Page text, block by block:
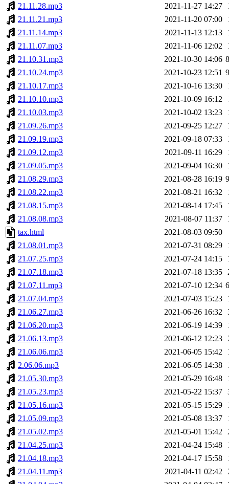
21.11.28.mp3
2021-11-27 14:27
21.11.21.mp3
2021-11-20 07:00
21.11.14.mp3
2021-11-13 12:13
21.11.07.mp3
2021-11-06 12:02
21.10.31.mp3
2021-10-30 14:06
21.10.24.mp3
2021-10-23 12:51
21.10.17.mp3
2021-10-16 13:30
21.10.10.mp3
2021-10-09 16:12
21.10.03.mp3
2021-10-02 13:23
21.09.26.mp3
2021-09-25 12:27
21.09.19.mp3
2021-09-18 07:33
21.09.12.mp3
2021-09-11 16:29
21.09.05.mp3
2021-09-04 16:30
21.08.29.mp3
2021-08-28 16:19
21.08.22.mp3
2021-08-21 16:32
21.08.15.mp3
2021-08-14 17:45
21.08.08.mp3
2021-08-07 11:37
tax.html
2021-08-03 09:50
21.08.01.mp3
2021-07-31 08:29
21.07.25.mp3
2021-07-24 14:15
21.07.18.mp3
2021-07-18 13:35
21.07.11.mp3
2021-07-10 12:34
21.07.04.mp3
2021-07-03 15:23
21.06.27.mp3
2021-06-26 16:32
21.06.20.mp3
2021-06-19 14:39
21.06.13.mp3
2021-06-12 12:23
21.06.06.mp3
2021-06-05 15:42
2.06.06.mp3
2021-06-05 14:38
21.05.30.mp3
2021-05-29 16:48
21.05.23.mp3
2021-05-22 15:37
21.05.16.mp3
2021-05-15 15:29
21.05.09.mp3
2021-05-08 13:37
21.05.02.mp3
2021-05-01 15:42
21.04.25.mp3
2021-04-24 15:48
21.04.18.mp3
2021-04-17 15:58
21.04.11.mp3
2021-04-11 02:42